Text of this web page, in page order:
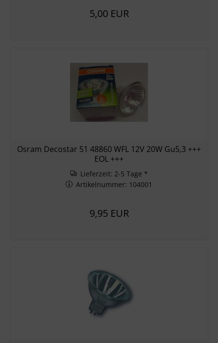
5,00 EUR
Osram Decostar 51 48860 WFL 12V 20W Gu5,3 +++
EOL +++
Lieferzeit: 2-5 Tage *
Artikelnummer: 104001
9,95 EUR